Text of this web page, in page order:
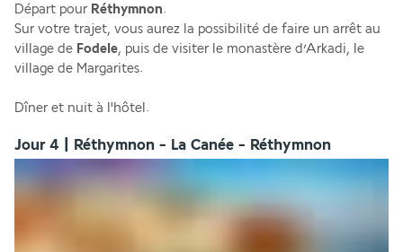
Départ pour Réthymnon.
Sur votre trajet, vous aurez la possibilité de faire un arrêt au
village de Fodele, puis de visiter le monastère d’Arkadi, le
village de Margarites.
Dîner et nuit à l'hôtel.
Jour 4 | Réthymnon - La Canée - Réthymnon